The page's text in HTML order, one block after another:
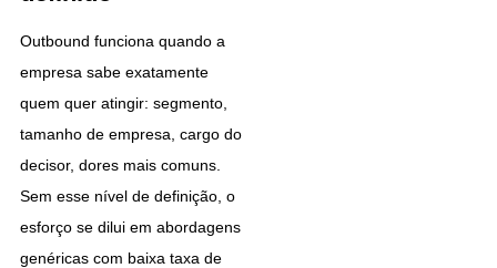
Outbound funciona quando a
empresa sabe exatamente
quem quer atingir: segmento,
tamanho de empresa, cargo do
decisor, dores mais comuns.
Sem esse nível de definição, o
esforço se dilui em abordagens
genéricas com baixa taxa de